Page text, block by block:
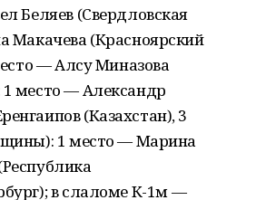
Беляев (Свердловская
Макачева (Красноярский
— Алсу Миназова
место — Александр
(Казахстан), 3
1 место — Марина
в слаломе К-1м —